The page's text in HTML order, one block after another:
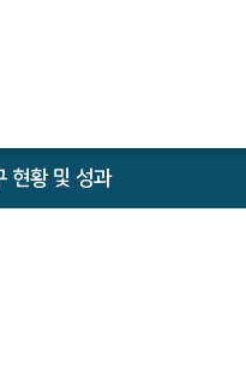
현황 및 성과